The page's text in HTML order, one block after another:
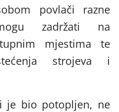
povlači razne
zadržati na
mjestima te
strojeva i
je bio potopljen, ne